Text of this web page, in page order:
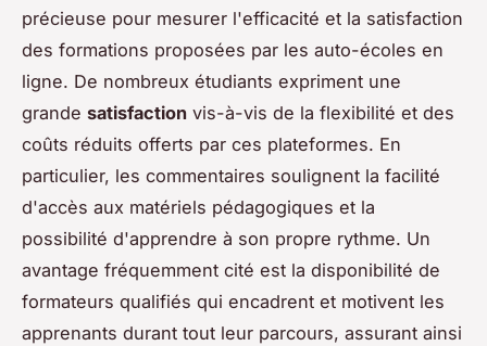
précieuse pour mesurer l'efficacité et la satisfaction
des formations proposées par les auto-écoles en
ligne. De nombreux étudiants expriment une
grande satisfaction vis-à-vis de la flexibilité et des
coûts réduits offerts par ces plateformes. En
particulier, les commentaires soulignent la facilité
d'accès aux matériels pédagogiques et la
possibilité d'apprendre à son propre rythme. Un
avantage fréquemment cité est la disponibilité de
formateurs qualifiés qui encadrent et motivent les
apprenants durant tout leur parcours, assurant ainsi